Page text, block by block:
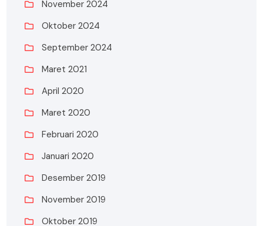
November 2024
Oktober 2024
September 2024
Maret 2021
April 2020
Maret 2020
Februari 2020
Januari 2020
Desember 2019
November 2019
Oktober 2019